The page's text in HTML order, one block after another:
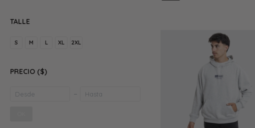
TALLE
S M L XL 2XL
PRECIO ($)